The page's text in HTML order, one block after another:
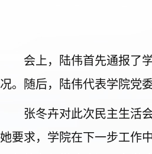
会上，陆伟首先通报了
况。随后，陆伟代表学院党
张冬卉对此次民主生活
她要求，学院在下一步工作